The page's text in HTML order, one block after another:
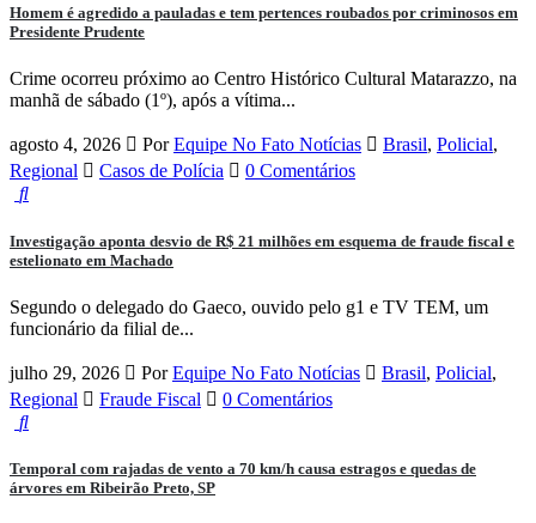
Homem é agredido a pauladas e tem pertences roubados por criminosos em
Presidente Prudente
Crime ocorreu próximo ao Centro Histórico Cultural Matarazzo, na
manhã de sábado (1º), após a vítima...
agosto 4, 2026 Por Equipe No Fato Notícias Brasil, Policial,
Regional
Casos de Polícia 0 Comentários
Investigação aponta desvio de R$ 21 milhões em esquema de fraude fiscal e
estelionato em Machado
Segundo o delegado do Gaeco, ouvido pelo g1 e TV TEM, um
funcionário da filial de...
julho 29, 2026 Por Equipe No Fato Notícias Brasil, Policial,
Regional
Fraude Fiscal 0 Comentários
Temporal com rajadas de vento a 70 km/h causa estragos e quedas de
árvores em Ribeirão Preto, SP